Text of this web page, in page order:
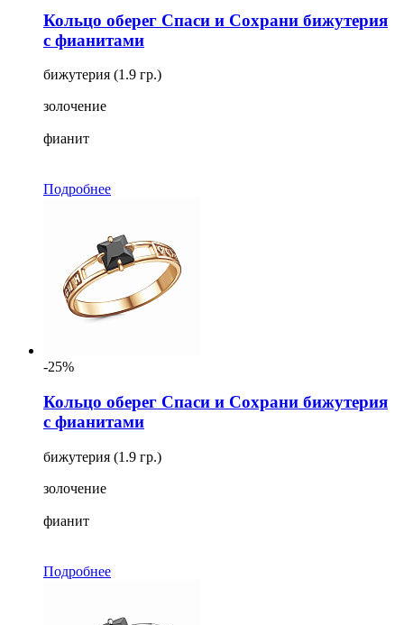
Кольцо оберег Спаси и Сохрани бижутерия
с фианитами
бижутерия (1.9 гр.)
золочение
фианит
Подробнее
-25%
Кольцо оберег Спаси и Сохрани бижутерия
с фианитами
бижутерия (1.9 гр.)
золочение
фианит
Подробнее